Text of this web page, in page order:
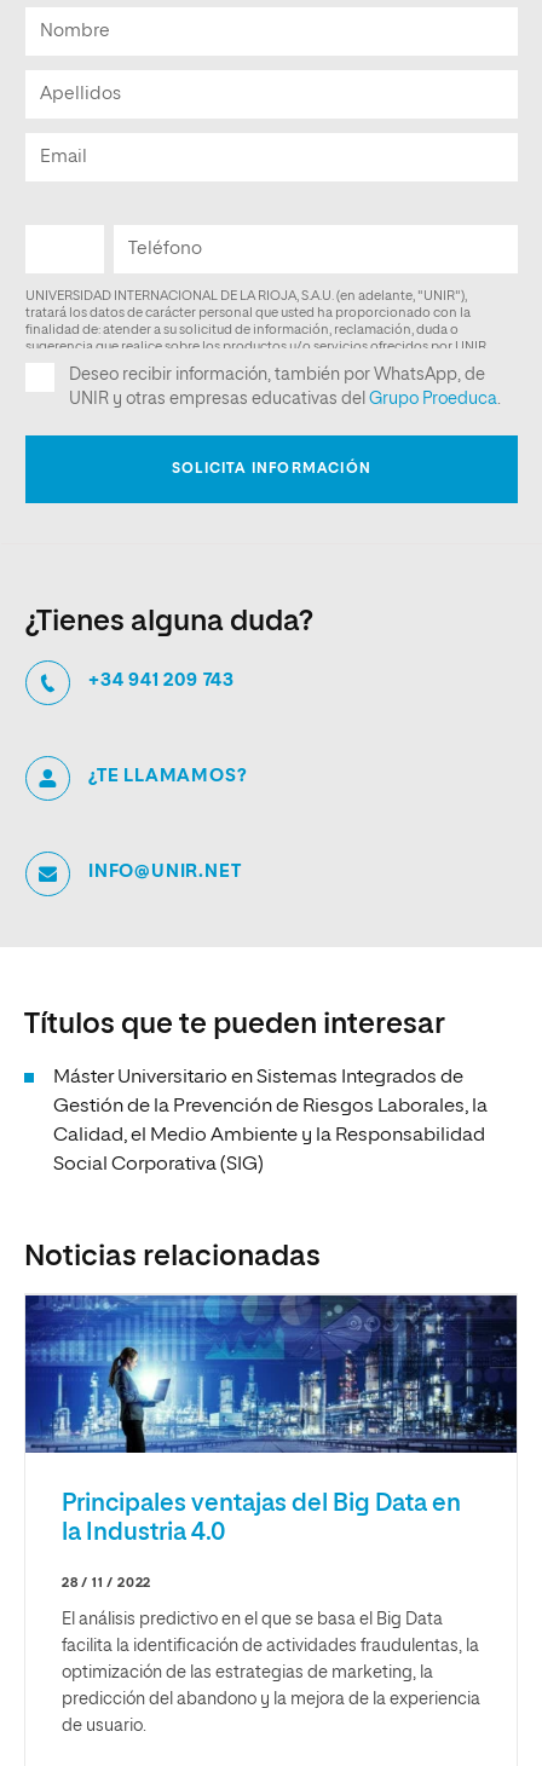
¿Tienes alguna duda?
+34 941 209 743
¿TE LLAMAMOS?
INFO@UNIR.NET
Títulos que te pueden interesar
Máster Universitario en Sistemas Integrados de
Gestión de la Prevención de Riesgos Laborales, la
Calidad, el Medio Ambiente y la Responsabilidad
Social Corporativa (SIG)
Noticias relacionadas
Principales ventajas del Big Data en
la Industria 4.0
28 / 11 / 2022
El análisis predictivo en el que se basa el Big Data
facilita la identificación de actividades fraudulentas, la
optimización de las estrategias de marketing, la
predicción del abandono y la mejora de la experiencia
de usuario.